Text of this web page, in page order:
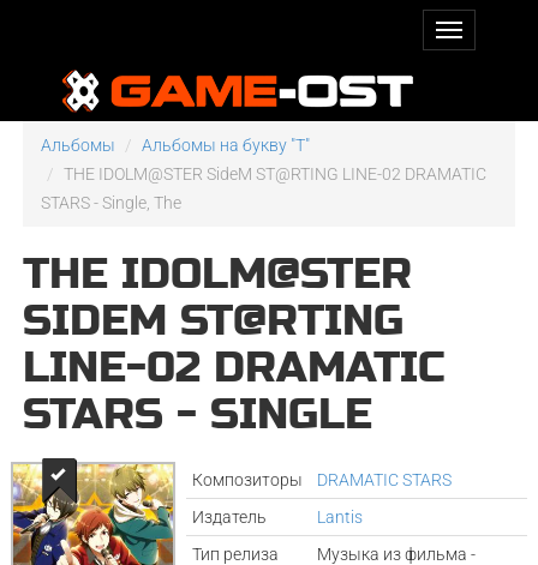
Альбомы
Альбомы на букву "T"
THE IDOLM@STER SideM ST@RTING LINE-02 DRAMATIC
STARS - Single, The
THE IDOLM@STER
SIDEM ST@RTING
LINE-02 DRAMATIC
STARS - SINGLE
Композиторы
DRAMATIC STARS
Издатель
Lantis
Тип релиза
Музыка из фильма -